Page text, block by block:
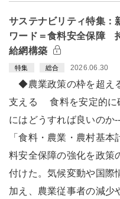
サステナビリティ特集：
ワード＝食料安全保障
給網構築
特集 総合 2026.06.30
◆農業政策の枠を超え
支える 食料を安定的に
にはどうすれば良いのか
「食料・農業・農村基本
料安全保障の強化を政策
付けた。気候変動や国際
加え、農業従事者の減少